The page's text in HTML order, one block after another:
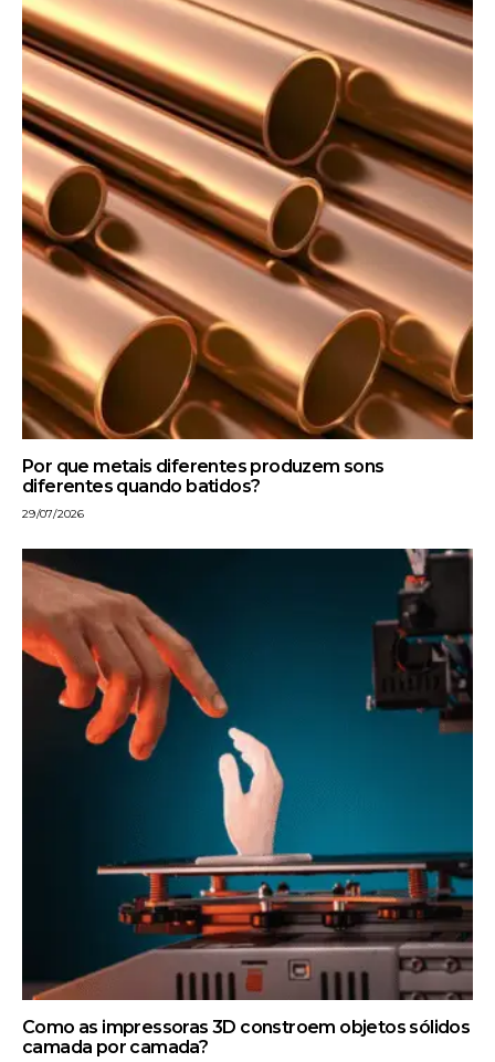
Por que metais diferentes produzem sons
diferentes quando batidos?
29/07/2026
Como as impressoras 3D constroem objetos sólidos
camada por camada?